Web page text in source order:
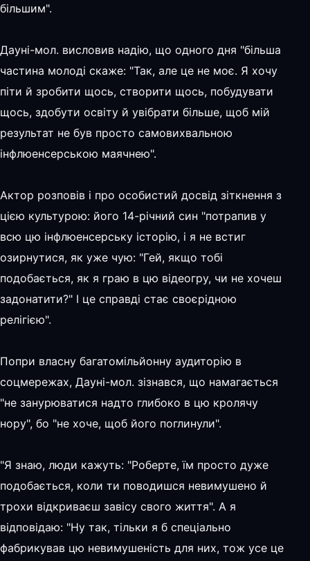
більшим".
Дауні-мол. висловив надію, що одного дня "більша
частина молоді скаже: "Так, але це не моє. Я хочу
піти й зробити щось, створити щось, побудувати
щось, здобути освіту й увібрати більше, щоб мій
результат не був просто самовихвальною
інфлюенсерською маячнею".
Актор розповів і про особистий досвід зіткнення з
цією культурою: його 14-річний син "потрапив у
всю цю інфлюенсерську історію, і я не встиг
озирнутися, як уже чую: "Гей, якщо тобі
подобається, як я граю в цю відеогру, чи не хочеш
задонатити?" І це справді стає своєрідною
релігією".
Попри власну багатомільйонну аудиторію в
соцмережах, Дауні-мол. зізнався, що намагається
"не занурюватися надто глибоко в цю кролячу
нору", бо "не хоче, щоб його поглинули".
"Я знаю, люди кажуть: "Роберте, їм просто дуже
подобається, коли ти поводишся невимушено й
трохи відкриваєш завісу свого життя". А я
відповідаю: "Ну так, тільки я б спеціально
фабрикував цю невимушеність для них, тож усе це